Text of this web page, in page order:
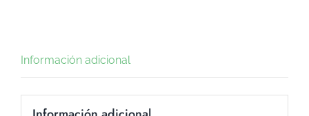
Información adicional